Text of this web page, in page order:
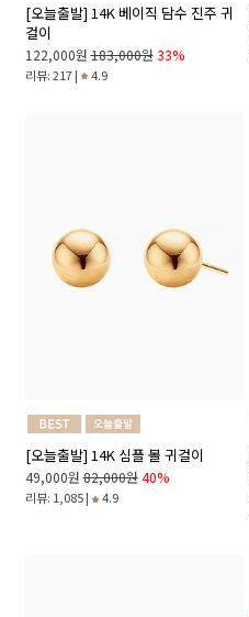
[오늘출발] 14K 베이직 담수 진주 귀
걸이
122,000원 183,000원 33%
리뷰: 217 | 4.9
[오늘출발] 14K 심플 볼 귀걸이
49,000원 82,000원 40%
리뷰: 1,085 | 4.9